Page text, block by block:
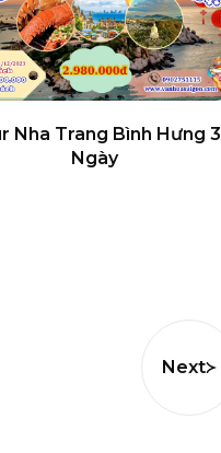
Nha Trang Bình Hưng 3
Ngày
Next